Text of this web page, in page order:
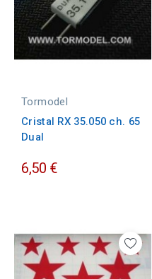
Tormodel
Cristal RX 35.050 ch. 65
Dual
6,50 €